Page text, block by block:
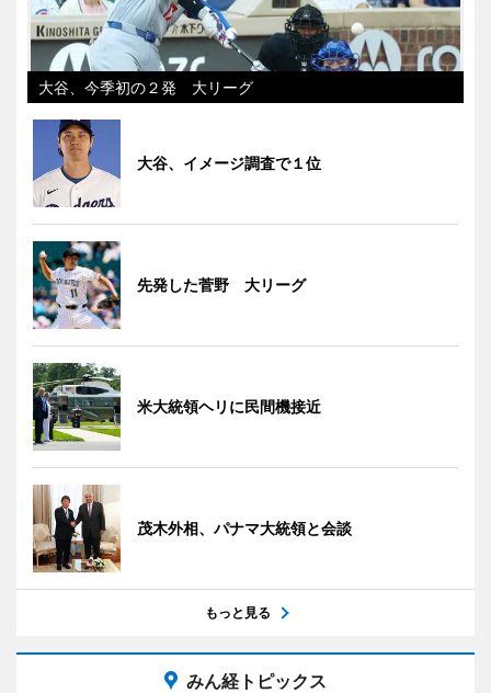
大谷、今季初の２発 大リーグ
大谷、イメージ調査で１位
先発した菅野 大リーグ
米大統領ヘリに民間機接近
茂木外相、パナマ大統領と会談
もっと見る
みん経トピックス